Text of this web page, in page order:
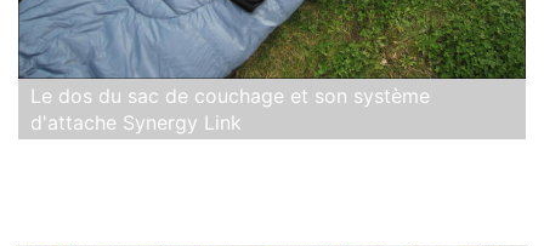
Le dos du sac de couchage et son système
d'attache Synergy Link